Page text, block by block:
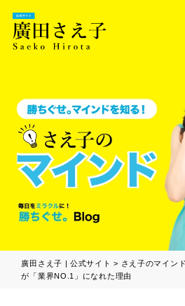
廣田さえ子 | 公式サイト > さえ子のマインド
が「業界NO.1」になれた理由